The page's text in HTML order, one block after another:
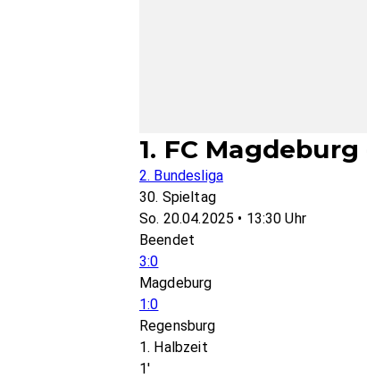
1. FC
2. Bundesliga
30. Spieltag
So. 20.04.2025 • 13:30 Uhr
Beendet
3:0
Magdeburg
1:0
Regensburg
1. Halbzeit
1'